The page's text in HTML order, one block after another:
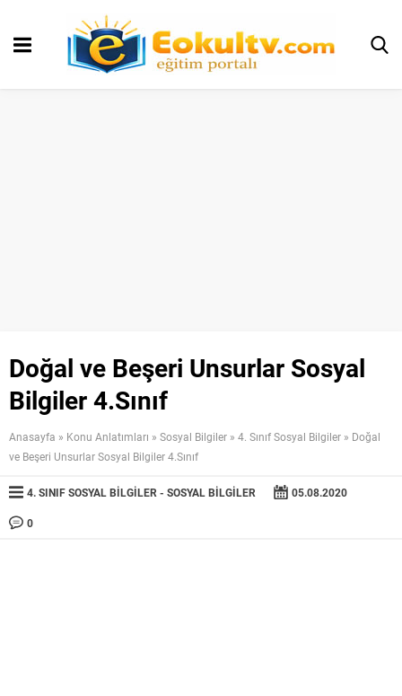
Doğal ve Beşeri Unsurlar Sosyal
Bilgiler 4.Sınıf
Anasayfa » Konu Anlatımları » Sosyal Bilgiler » 4. Sınıf Sosyal Bilgiler » Doğal
ve Beşeri Unsurlar Sosyal Bilgiler 4.Sınıf
4. SINIF SOSYAL BILGILER SOSYAL BILGILER 05.08.2020
0